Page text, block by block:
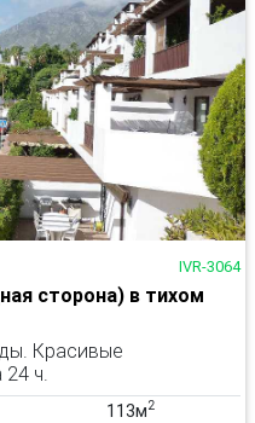
IVR-3064
сторона) в тихом
Красивые
ч.
113м2